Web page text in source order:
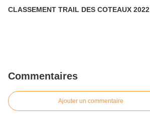
CLASSEMENT TRAIL DES COTEAUX 2022
Commentaires
Ajouter un commentaire